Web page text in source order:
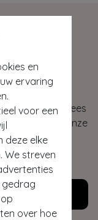
en
ervaring
voor een
deze elke
We streven
gedrag
over hoe
bestelling? Lees
op met onze
graag!